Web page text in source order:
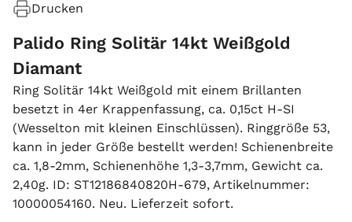
Drucken
Palido Ring Solitär 14kt Weißgold
Diamant
Ring Solitär 14kt Weißgold mit einem Brillanten
besetzt in 4er Krappenfassung, ca. 0,15ct H-SI
(Wesselton mit kleinen Einschlüssen). Ringgröße 53,
kann in jeder Größe bestellt werden! Schienenbreite
ca. 1,8-2mm, Schienenhöhe 1,3-3,7mm, Gewicht ca.
2,40g. ID: ST12186840820H-679, Artikelnummer:
10000054160. Neu. Lieferzeit sofort.